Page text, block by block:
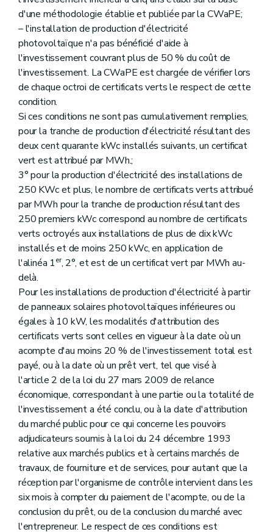
d'une méthodologie établie et publiée par la CWaPE;
– l'installation de production d'électricité
photovoltaïque n'a pas bénéficié d'aide à
l'investissement couvrant plus de 50 % du coût de
l'investissement. La CWaPE est chargée de vérifier lors
de chaque octroi de certificats verts le respect de cette
condition.
Si ces conditions ne sont pas cumulativement remplies,
pour la tranche de production d'électricité résultant des
deux cent quarante kWc installés suivants, un certificat
vert est attribué par MWh.;
3° pour la production d'électricité des installations de
250 KWc et plus, le nombre de certificats verts attribué
par MWh pour la tranche de production résultant des
250 premiers kWc correspond au nombre de certificats
verts octroyés aux installations de plus de dix kWc
installés et de moins 250 kWc, en application de
l'alinéa 1er, 2°, et est de un certificat vert par MWh au-
delà.
Pour les installations de production d'électricité à partir
de panneaux solaires photovoltaïques inférieures ou
égales à 10 kW, les modalités d'attribution des
certificats verts sont celles en vigueur à la date où un
acompte d'au moins 20 % de l'investissement total est
payé, ou à la date où un prêt vert, tel que visé à
l'article 2 de la loi du 27 mars 2009 de relance
économique, correspondant à une partie ou la totalité de
l'investissement a été conclu, ou à la date d'attribution
du marché public pour ce qui concerne les pouvoirs
adjudicateurs soumis à la loi du 24 décembre 1993
relative aux marchés publics et à certains marchés de
travaux, de fourniture et de services, pour autant que la
réception par l'organisme de contrôle intervient dans les
six mois à compter du paiement de l'acompte, ou de la
conclusion du prêt, ou de la conclusion du marché avec
l'entrepreneur. Le respect de ces conditions est